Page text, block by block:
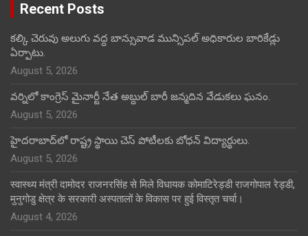
Recent Posts
కల్కి చెరువు అలుగు వద్ద బాన్సువాడ మున్సిపల్ అధికారుల బారికేడ్లు
ఏర్పాటు.
August 5, 2026
వర్నిలో కాంగ్రెస్ మైనార్టీ నేత అబ్దుల్ బారీ జన్మదిన వేడుకలు ఘనం.
August 5, 2026
హైదరాబాద్‌లో రాష్ట్ర స్థాయి చెస్ పోటీలకు బోధన్ విద్యార్థులు.
August 5, 2026
स्वास्थ्य मंत्री दामोदर राजनरसिंह से मिले विधायक कोमाटिरेड्डी राजगोपाल रेड्डी,
मुनुगोडु क्षेत्र के सरकारी अस्पतालों के विकास पर हुई विस्तृत चर्चा।
August 4, 2026